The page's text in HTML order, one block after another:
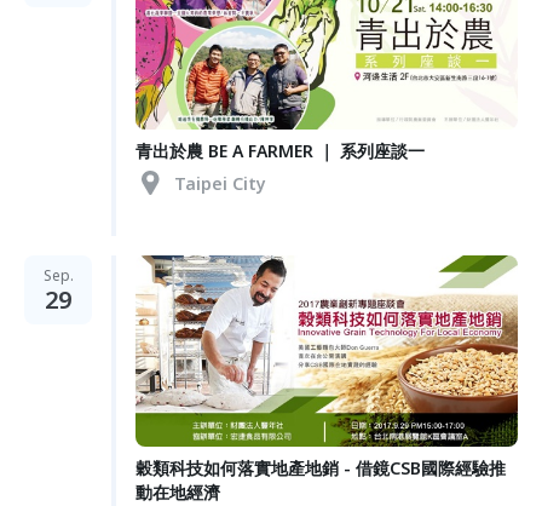
青出於農 BE A FARMER ｜ 系列座談一
Taipei City
Sep.
29
穀類科技如何落實地產地銷 - 借鏡CSB國際經驗推
動在地經濟